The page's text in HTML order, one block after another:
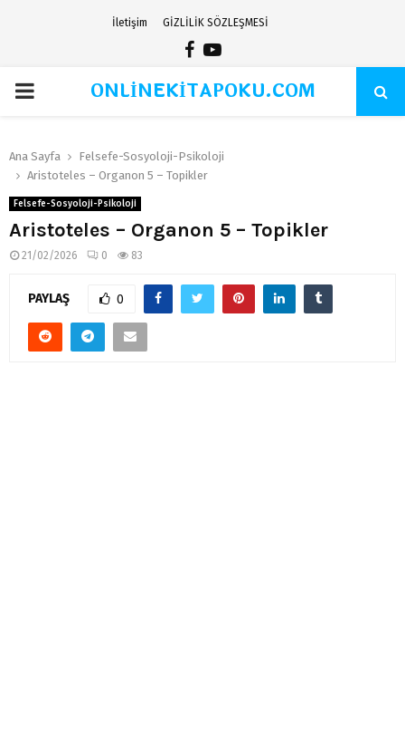
İletişim GİZLİLİK SÖZLEŞMESİ
Facebook
Youtube
PRIMARYONLİNEKİTAPOKU.COM
Ana Sayfa
Felsefe-Sosyoloji-Psikoloji
Aristoteles – Organon 5 – Topikler
Felsefe-Sosyoloji-Psikoloji
Aristoteles – Organon 5 – Topikler
21/02/2026 0 83
PAYLAŞ 0